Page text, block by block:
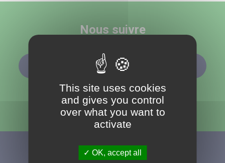
Nous suivre
ABONNEMENT À LA NEWSLETTER
This site uses cookies
and gives you control
over what you want to
activate
OK, accept all